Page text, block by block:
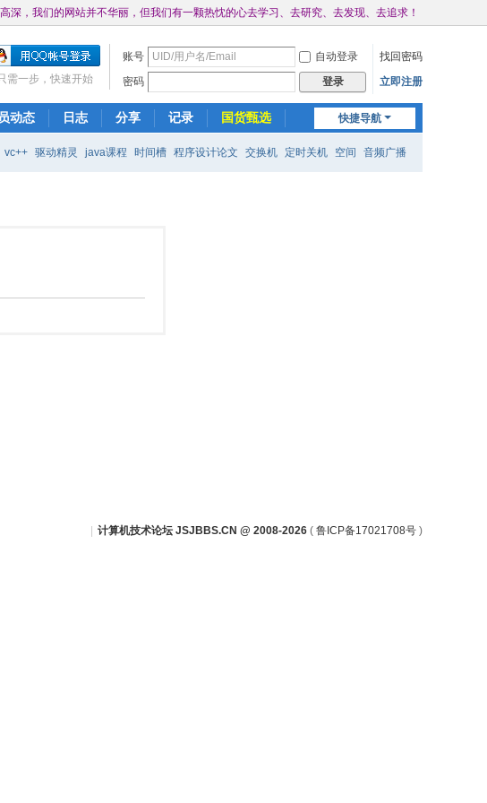
深，我们的网站并不华丽，但我们有一颗热忱的心去学习、去研究、去发现、去追求！
账号 自动登录
找回密码
密码
登录 立即注册
需一步，快速开始
快捷导航
动态 日志 分享 记录 国货甄选
vc++ 驱动精灵 java课程 时间槽 程序设计论文 交换机 定时关机 空间 音频广播
计算机技术论坛 JSJBBS.CN @ 2008-2026 ( 鲁ICP备17021708号 )